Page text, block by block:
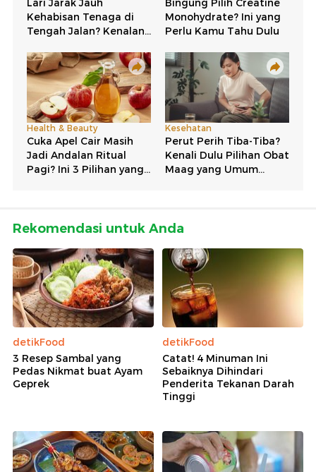
Rekomendasi untuk Anda
detikFood
3 Resep Sambal yang
Pedas Nikmat buat Ayam
Geprek
detikFood
Catat! 4 Minuman Ini
Sebaiknya Dihindari
Penderita Tekanan Darah
Tinggi